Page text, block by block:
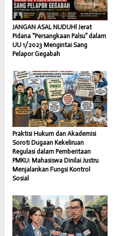
JANGAN ASAL NUDUH! Jerat
Pidana “Persangkaan Palsu” dalam
UU 1/2023 Mengintai Sang
Pelapor Gegabah
Praktisi Hukum dan Akademisi
Soroti Dugaan Kekeliruan
Regulasi dalam Pemberitaan
PMKU: Mahasiswa Dinilai Justru
Menjalankan Fungsi Kontrol
Sosial